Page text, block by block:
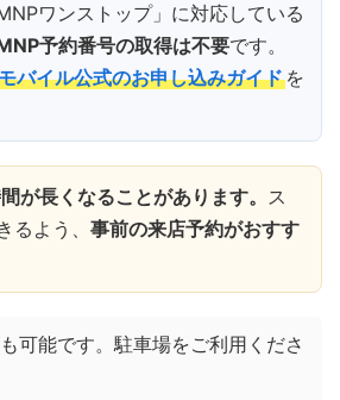
ワンストップ」に対応している
予約番号の取得は不要です。
バイル公式のお申し込みガイド を
が長くなることがあります。 ス
るよう、 事前の来店予約がおすす
可能です。駐車場をご利用くださ